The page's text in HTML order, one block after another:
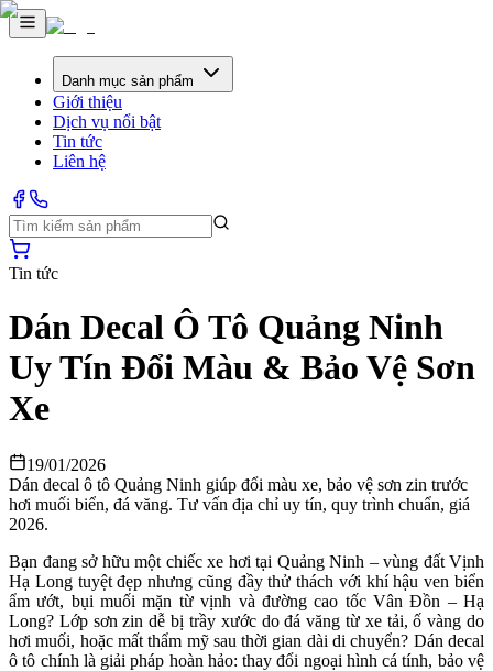
Danh mục sản phẩm
Giới thiệu
Dịch vụ nổi bật
Tin tức
Liên hệ
Tin tức
Dán Decal Ô Tô Quảng Ninh
Uy Tín Đổi Màu & Bảo Vệ Sơn
Xe
19/01/2026
Dán decal ô tô Quảng Ninh giúp đổi màu xe, bảo vệ sơn zin trước
hơi muối biển, đá văng. Tư vấn địa chỉ uy tín, quy trình chuẩn, giá
2026.
Bạn đang sở hữu một chiếc xe hơi tại Quảng Ninh – vùng đất Vịnh
Hạ Long tuyệt đẹp nhưng cũng đầy thử thách với khí hậu ven biển
ẩm ướt, bụi muối mặn từ vịnh và đường cao tốc Vân Đồn – Hạ
Long? Lớp sơn zin dễ bị trầy xước do đá văng từ xe tải, ố vàng do
hơi muối, hoặc mất thẩm mỹ sau thời gian dài di chuyển? Dán decal
ô tô chính là giải pháp hoàn hảo: thay đổi ngoại hình cá tính, bảo vệ